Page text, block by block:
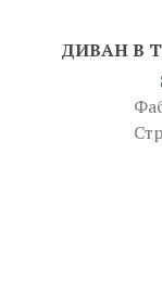
ДИВАН В